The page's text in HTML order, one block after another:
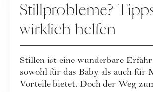
Stillprobleme?
wirklich helfen
Stillen ist eine wunderbare
sowohl für das Baby als auch für
Vorteile bietet. Doch der Weg